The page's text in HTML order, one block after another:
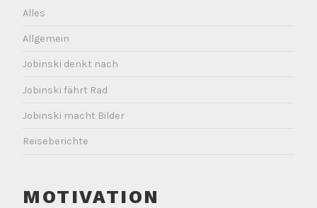
Alles
Allgemein
Jobinski denkt nach
Jobinski fährt Rad
Jobinski macht Bilder
Reiseberichte
MOTIVATION